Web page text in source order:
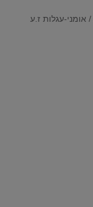
/ אומני-עגלות ז.ע